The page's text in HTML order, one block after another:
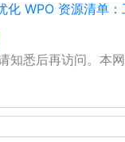
化 WPO 资源清单
知悉后再访问。本